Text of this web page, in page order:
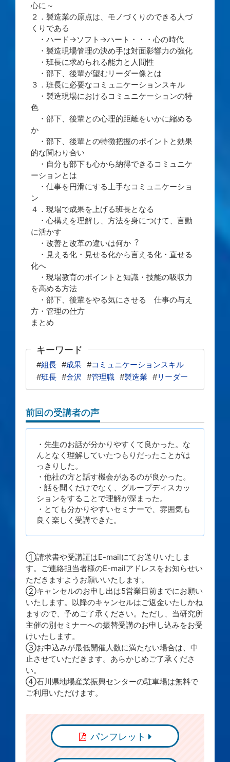
心に～
２．製造業の原点は、モノづくりのできる人づ
くりである
・ハード→ソフト→ハート・・・心の時代
・製造現場管理の決め手は対面影響力の強化
・班長に求められる能力と人間性
・部下、後輩が望むリーダー像とは
３．班長に必要なコミュニケーションスキル
・製造現場におけるコミュニケーションの特
色
・部下、後輩との心理的距離をいかに縮める
か
・部下、後輩との特徴把握のポイントと効果
的な関わり合い
・自分も部下も心から納得できるコミュニケ
ーションとは
・仕事を円滑にする上手なコミュニケーショ
ン
４．現場で成果を上げる班長となる
・心構えを理解し、方法を身につけて、言動
に活かす
・改善と改革の違いは何か︖
・見える化・見せる化から言える化・直せる
化へ
・現場教育のポイントと知識・技能の吸収力
を高める方法
・部下、後輩をやる気にさせる 仕事の与え
方・管理の仕方
まとめ
キーワード
#組長 #成果 #コミュニケーションスキル
#班長 #金沢 #管理職 #製造業 #リーダー
前回の受講者の声
・先生のお話が分かりやすくて良かった。な
んとなく理解していたつもりだったことがは
っきりした。
・他社の方と話す機会があるのが良かった。
・話を聞くだけでなく、グループディスカッ
ションをすることで理解が深まった。
・とても分かりやすいセミナーで、雰囲気も
良く楽しく受講できた。
①請求書や受講証はE-mailにてお送りいたしま
す。ご連絡担当者様のE-mailアドレスをお知らせい
ただきますようお願いいたします。
②キャンセルのお申し出は5営業日前までにお願い
いたします。以降のキャンセルはご返金いたしかね
ますので、予めご了承ください。ただし、当研究所
主催の別セミナーへの振替受講のお申し込みをお受
けいたします。
③お申込みが最低開催人数に満たない場合は、中
止させていただきます。あらかじめご了承くださ
い。
④石川県地場産業振興センターの駐車場は無料で
ご利用いただけます。
パンフレット